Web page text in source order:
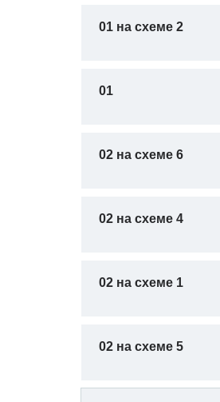
01 на схеме 2
01
02 на схеме 6
02 на схеме 4
02 на схеме 1
02 на схеме 5